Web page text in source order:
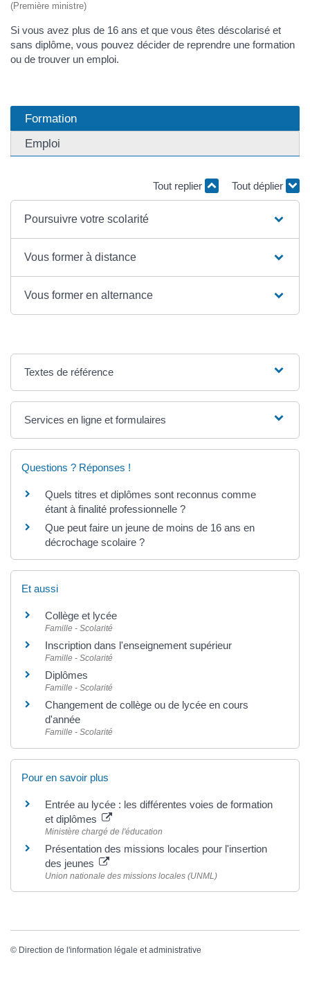
(Première ministre)
Si vous avez plus de 16 ans et que vous êtes déscolarisé et
sans diplôme, vous pouvez décider de reprendre une formation
ou de trouver un emploi.
Formation
Emploi
Tout replier Tout déplier
Poursuivre votre scolarité
Vous former à distance
Vous former en alternance
Textes de référence
Services en ligne et formulaires
Questions ? Réponses !
Quels titres et diplômes sont reconnus comme
étant à finalité professionnelle ?
Que peut faire un jeune de moins de 16 ans en
décrochage scolaire ?
Et aussi
Collège et lycée
Famille - Scolarité
Inscription dans l'enseignement supérieur
Famille - Scolarité
Diplômes
Famille - Scolarité
Changement de collège ou de lycée en cours
d'année
Famille - Scolarité
Pour en savoir plus
Entrée au lycée : les différentes voies de formation
et diplômes
Ministère chargé de l'éducation
Présentation des missions locales pour l'insertion
des jeunes
Union nationale des missions locales (UNML)
© Direction de l'information légale et administrative